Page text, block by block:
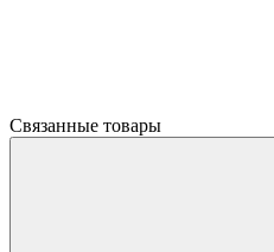
Связанные товары